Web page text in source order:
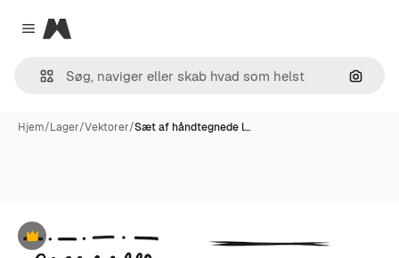
Close menu
Magnific
Søg
Hjem/Lager/Vektorer/Sæt af håndtegnede l…
Præmie